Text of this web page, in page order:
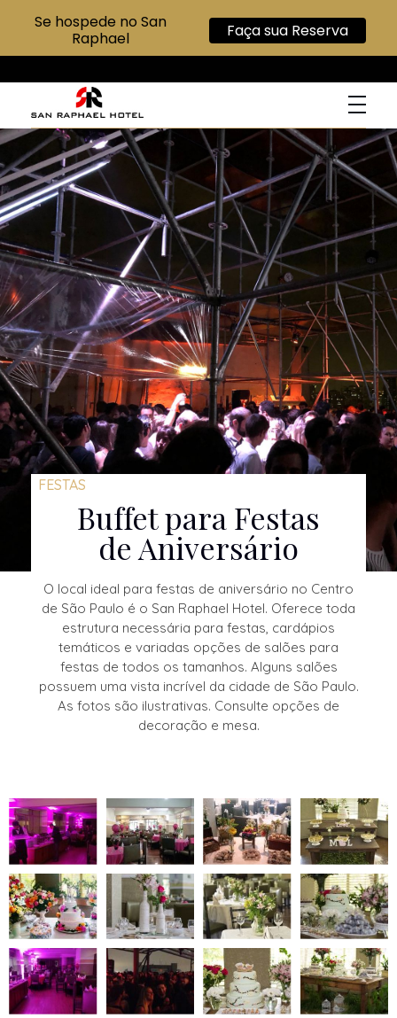
San Raphael Hotel
Hotel no Centro de SP
FESTAS
Buffet para Festas
de Aniversário
O local ideal para festas de aniversário no Centro
de São Paulo é o San Raphael Hotel. Oferece toda
estrutura necessária para festas, cardápios
temáticos e variadas opções de salões para
festas de todos os tamanhos. Alguns salões
possuem uma vista incrível da cidade de São Paulo.
As fotos são ilustrativas. Consulte opções de
decoração e mesa.
Se hospede no San
Raphael
Faça sua Reserva